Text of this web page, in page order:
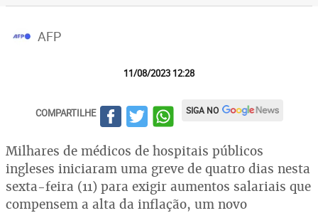
AFP
11/08/2023 12:28
COMPARTILHE SIGA NO
Milhares de médicos de hospitais públicos
ingleses iniciaram uma greve de quatro dias nesta
sexta-feira (11) para exigir aumentos salariais que
compensem a alta da inflação, um novo